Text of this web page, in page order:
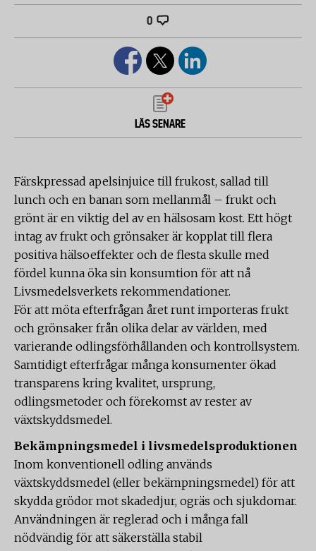
0
LÄS SENARE
Färskpressad apelsinjuice till frukost, sallad till
lunch och en banan som mellanmål – frukt och
grönt är en viktig del av en hälsosam kost. Ett högt
intag av frukt och grönsaker är kopplat till flera
positiva hälsoeffekter och de flesta skulle med
fördel kunna öka sin konsumtion för att nå
Livsmedelsverkets rekommendationer.
För att möta efterfrågan året runt importeras frukt
och grönsaker från olika delar av världen, med
varierande odlingsförhållanden och kontrollsystem.
Samtidigt efterfrågar många konsumenter ökad
transparens kring kvalitet, ursprung,
odlingsmetoder och förekomst av rester av
växtskyddsmedel.
Bekämpningsmedel i livsmedelsproduktionen
Inom konventionell odling används
växtskyddsmedel (eller bekämpningsmedel) för att
skydda grödor mot skadedjur, ogräs och sjukdomar.
Användningen är reglerad och i många fall
nödvändig för att säkerställa stabil